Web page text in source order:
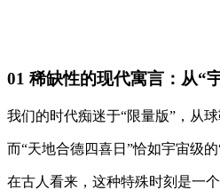
01 稀缺性的现代寓言：从“
我们的时代痴迷于“限量版”，从
而“天地合德四喜日”恰如宇宙级
在古人看来，这种特殊时刻是一个